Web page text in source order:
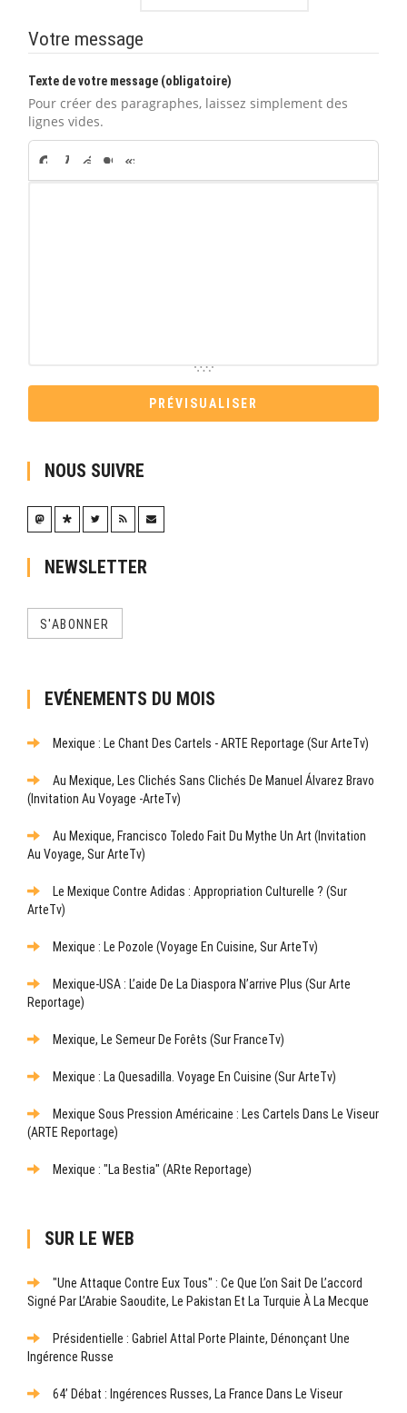
Votre message
Texte de votre message (obligatoire)
Pour créer des paragraphes, laissez simplement des
lignes vides.
NOUS SUIVRE
NEWSLETTER
S'ABONNER
EVÉNEMENTS DU MOIS
Mexique : Le Chant Des Cartels - ARTE Reportage (sur ArteTv)
Au Mexique, Les Clichés Sans Clichés De Manuel Álvarez Bravo
(Invitation Au Voyage -ArteTv)
Au Mexique, Francisco Toledo Fait Du Mythe Un Art (Invitation
Au Voyage, Sur ArteTv)
Le Mexique Contre Adidas : Appropriation Culturelle ? (sur
ArteTv)
Mexique : Le Pozole (Voyage En Cuisine, Sur ArteTv)
Mexique-USA : L’aide De La Diaspora N’arrive Plus (sur Arte
Reportage)
Mexique, Le Semeur De Forêts (sur FranceTv)
Mexique : La Quesadilla. Voyage En Cuisine (sur ArteTv)
Mexique Sous Pression Américaine : Les Cartels Dans Le Viseur
(ARTE Reportage)
Mexique : "La Bestia" (ARte Reportage)
SUR LE WEB
"Une Attaque Contre Eux Tous" : Ce Que L’on Sait De L’accord
Signé Par L’Arabie Saoudite, Le Pakistan Et La Turquie À La Mecque
Présidentielle : Gabriel Attal Porte Plainte, Dénonçant Une
Ingérence Russe
64’ Débat : Ingérences Russes, La France Dans Le Viseur